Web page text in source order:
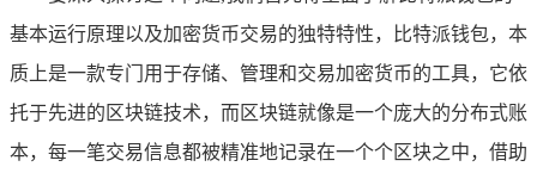
基本运行原理以及加密货币交易的独特特性，比特派钱包，本
质上是一款专门用于存储、管理和交易加密货币的工具，它依
托于先进的区块链技术，而区块链就像是一个庞大的分布式账
本，每一笔交易信息都被精准地记录在一个个区块之中，借助